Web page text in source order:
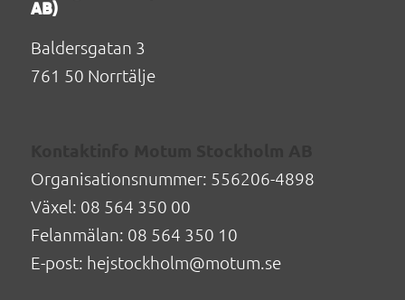
AB)
Baldersgatan 3
761 50 Norrtälje
Organisationsnummer: 556206-4898
Växel: 08 564 350 00
Felanmälan: 08 564 350 10
E-post: hejstockholm@motum.se